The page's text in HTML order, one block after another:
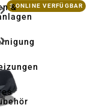
&
3 ONLINE VERFÜGBAR